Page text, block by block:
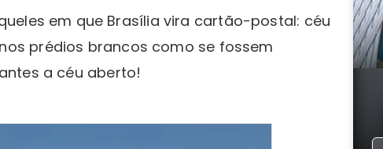
em que Brasília vira cartão-postal: céu
prédios brancos como se fossem
a céu aberto!